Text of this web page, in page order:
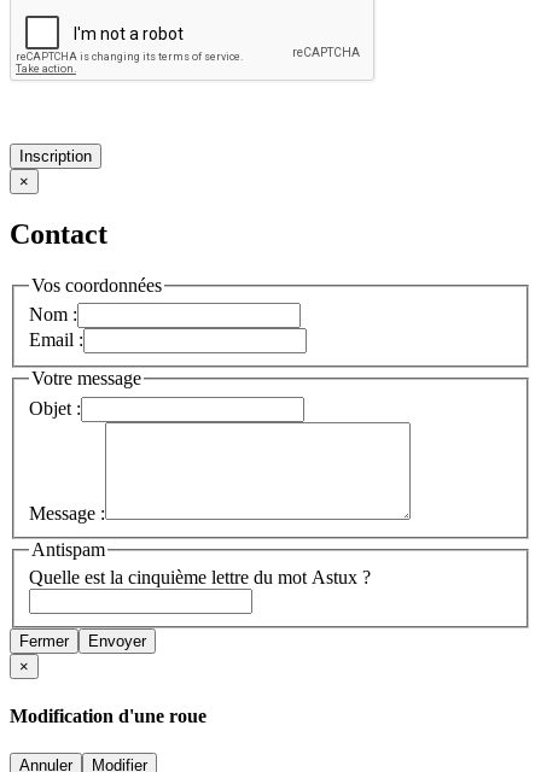
Inscription
×
Contact
Vos coordonnées
Nom :
Email :
Votre message
Objet :
Message :
Antispam
Quelle est la cinquième lettre du mot Astux ?
Fermer
Envoyer
×
Modification d'une roue
Annuler Modifier